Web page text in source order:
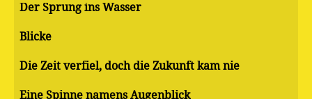
Der Sprung ins Wasser
Blicke
Die Zeit verfiel, doch die Zukunft kam nie
Eine Spinne namens Augenblick